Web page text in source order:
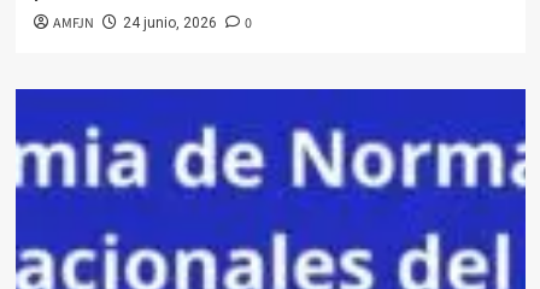
AMFJN 24 junio, 2026 0